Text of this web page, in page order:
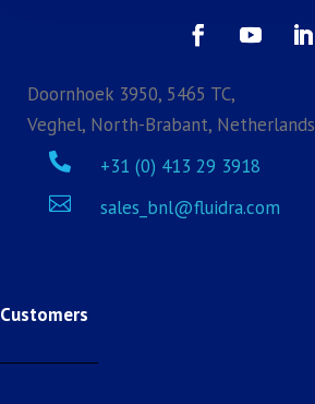
Doornhoek 3950, 5465 TC,
Veghel, North-Brabant, Netherlands
 +31 (0) 413 29 3918
 sales_bnl@fluidra.com
Customers